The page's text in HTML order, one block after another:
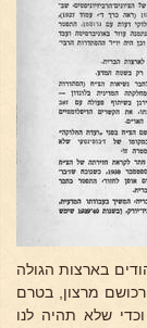
בארצות הגולה
מרצון, בטרם
שלא תהיה לנו